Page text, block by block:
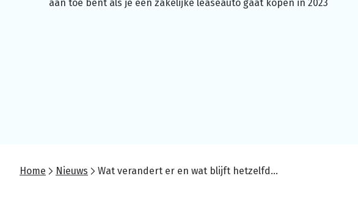
aan toe bent als je een zakelijke leaseauto gaat kopen in 2023
Home Nieuws Wat verandert er en wat blijft hetzelfde? Bijtelling 2023!